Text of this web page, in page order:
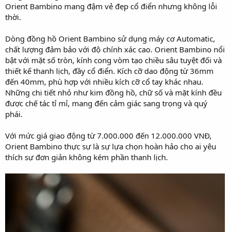
Orient Bambino mang đậm vẻ đẹp cổ điển nhưng không lỗi
thời.
Dòng đồng hồ Orient Bambino sử dụng máy cơ Automatic,
chất lượng đảm bảo với độ chính xác cao. Orient Bambino nổi
bật với mặt số tròn, kính cong vòm tạo chiều sâu tuyệt đối và
thiết kế thanh lịch, đầy cổ điển. Kích cỡ dao động từ 36mm
đến 40mm, phù hợp với nhiều kích cỡ cổ tay khác nhau.
Những chi tiết nhỏ như kim đồng hồ, chữ số và mặt kính đều
được chế tác tỉ mỉ, mang đến cảm giác sang trọng và quý
phái.
Với mức giá giao động từ 7.000.000 đến 12.000.000 VNĐ,
Orient Bambino thực sự là sự lựa chọn hoàn hảo cho ai yêu
thích sự đơn giản không kém phần thanh lịch.